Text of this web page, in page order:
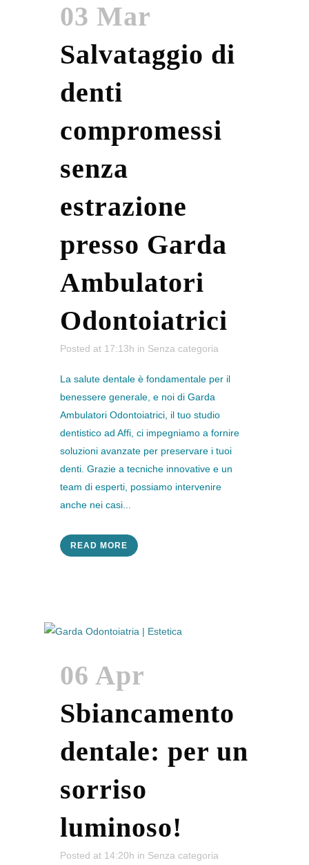
03 Mar
Salvataggio di
denti
compromessi
senza
estrazione
presso Garda
Ambulatori
Odontoiatrici
Posted at 17:13h in Senza categoria
La salute dentale è fondamentale per il
benessere generale, e noi di Garda
Ambulatori Odontoiatrici, il tuo studio
dentistico ad Affi, ci impegniamo a fornire
soluzioni avanzate per preservare i tuoi
denti. Grazie a tecniche innovative e un
team di esperti, possiamo intervenire
anche nei casi...
READ MORE
06 Apr
Sbiancamento
dentale: per un
sorriso
luminoso!
Posted at 14:20h in Senza categoria